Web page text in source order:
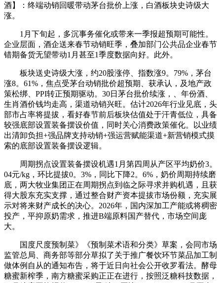
酒】：终端动销回暖带动茅台批价上涨，白酒板块史诗级大
涨。
1月下旬起，多沉事务催化或带来一季报超预期可能性。
企业层面，酒企送来春节动销旺季，叠加部门公共品企业春节
错期备货无望带动1月甚至1季度数据向好。此外。
板块送史诗级大涨，约20股涨停、指数涨9。79%，茅台
涨8。61%，焦点受茅台动销批价超预期、获承认，及地产政
策松绑、PPI转正预期驱动。30日茅台批价续涨，、年份酒、
生肖酒价钱均走高，渠道动销兴旺。估计2026年行业见底，头
部市占率将提拔，看好春节前后板块估值处于汗青低位，具备
较强底部设置装备摆设价值，同时关心消费政策催化。以业绩
出清卸负担+强品牌支持动销+强运营赋能渠道+新营销模式摸
索的底部设置装备摆设逻辑。
周期拐点设置装备摆设机遇1月第四周从产区平均奶价3。
04元/kg，环比提拔0。3%，同比下降2。6%，奶价周期持续磨
底，两大牧业集团正在周期拐点到临之际寻求并购机遇，且获
得大股东充实支撑，通过整合财产资本提拔市场份额，充实展
示对将来财产成长的决心。2026年，国内深加工产能或将稠密
投产，平抑原奶需求，推进B端原料国产替代，市场空间庞
大。
国度尺度预制菜》《预制菜术语和分类》草案，会同市场
监管总局、商务部等部分草拟了关于推广餐饮环节菜品加工制
做体例自从的通知布告，将于近日向社会公开收罗看法。酵母
糖蜜新榨季，南方糖蜜采购正正在进行，按照泛糖科技数据，